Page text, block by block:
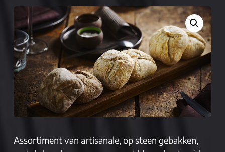
Assortiment van artisanale, op steen gebakken,